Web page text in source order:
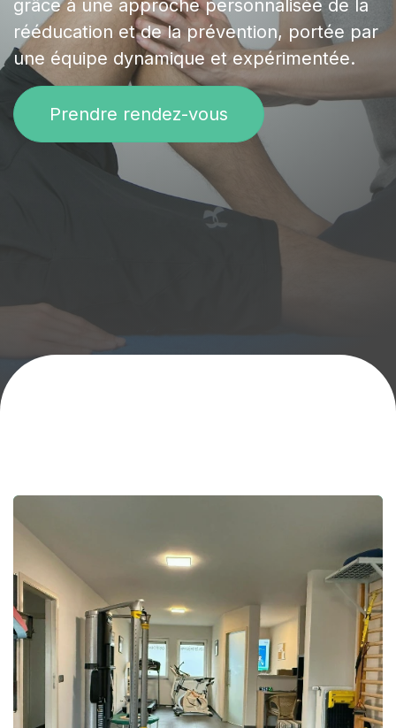
grâce à une approche personnalisée de la
rééducation et de la prévention, portée par
une équipe dynamique et expérimentée.
Prendre rendez-vous